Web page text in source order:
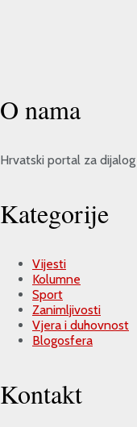
O nama
Hrvatski portal za dijalog
Kategorije
Vijesti
Kolumne
Sport
Zanimljivosti
Vjera i duhovnost
Blogosfera
Kontakt